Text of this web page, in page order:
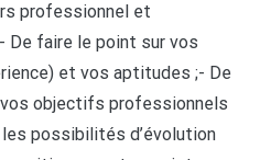
professionnel et
De faire le point sur vos
et vos aptitudes ;- De
objectifs professionnels
possibilités d’évolution